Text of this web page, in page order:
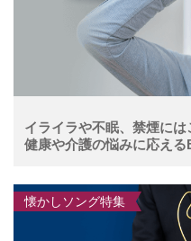
イライラや不眠、禁煙には
健康や介護の悩みに応え
懐かしソング特集